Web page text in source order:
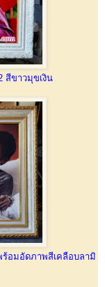
สีขาวมุขเงิน
ร้อมอัดภาพสีเคลือบลามิ